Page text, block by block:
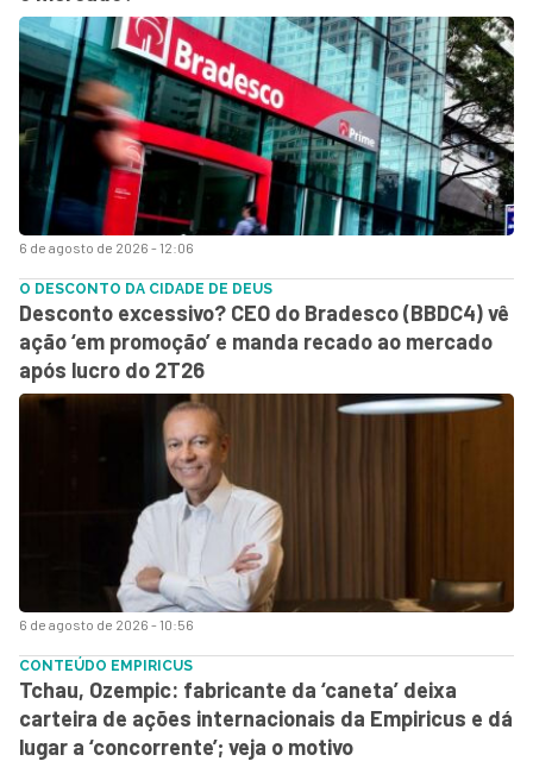
6 de agosto de 2026 - 12:06
6 de agosto de 2026 - 10:56
O DESCONTO DA CIDADE DE DEUS
Desconto excessivo? CEO do Bradesco (BBDC4) vê
ação ‘em promoção’ e manda recado ao mercado
após lucro do 2T26
CONTEÚDO EMPIRICUS
Tchau, Ozempic: fabricante da ‘caneta’ deixa
carteira de ações internacionais da Empiricus e dá
lugar a ‘concorrente’; veja o motivo